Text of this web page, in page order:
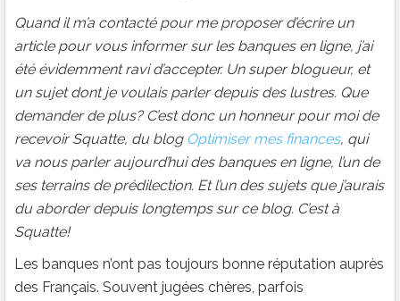
Quand il m’a contacté pour me proposer d’écrire un
article pour vous informer sur les banques en ligne, j’ai
été évidemment ravi d’accepter. Un super blogueur, et
un sujet dont je voulais parler depuis des lustres. Que
demander de plus? C’est donc un honneur pour moi de
recevoir Squatte, du blog Optimiser mes finances, qui
va nous parler aujourd’hui des banques en ligne, l’un de
ses terrains de prédilection. Et l’un des sujets que j’aurais
du aborder depuis longtemps sur ce blog. C’est à
Squatte!
Les banques n’ont pas toujours bonne réputation auprès
des Français. Souvent jugées chères, parfois